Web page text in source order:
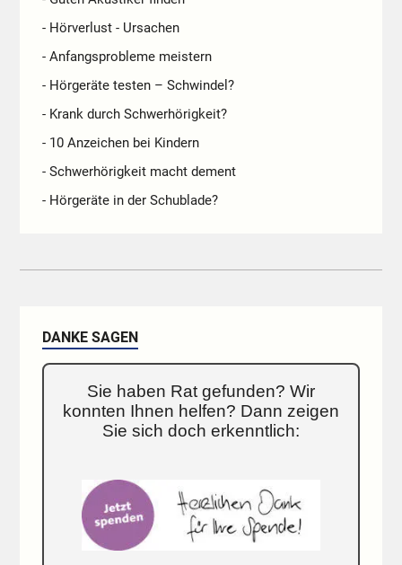
- Hörverlust - Ursachen
- Anfangsprobleme meistern
- Hörgeräte testen – Schwindel?
- Krank durch Schwerhörigkeit?
- 10 Anzeichen bei Kindern
- Schwerhörigkeit macht dement
- Hörgeräte in der Schublade?
DANKE SAGEN
Sie haben Rat gefunden? Wir
konnten Ihnen helfen? Dann zeigen
Sie sich doch erkenntlich: